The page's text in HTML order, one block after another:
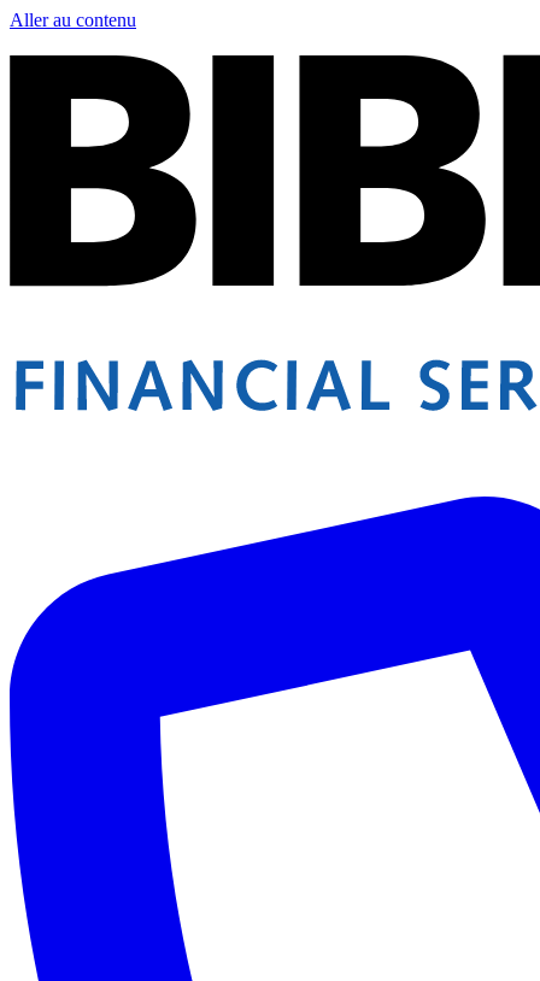
Aller au contenu